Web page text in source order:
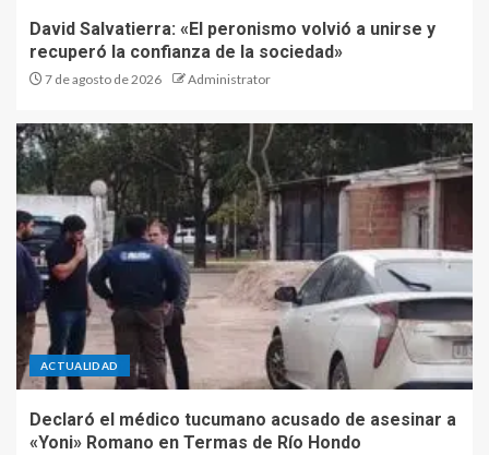
David Salvatierra: «El peronismo volvió a unirse y
recuperó la confianza de la sociedad»
7 de agosto de 2026 Administrator
ACTUALIDAD
Declaró el médico tucumano acusado de asesinar a
«Yoni» Romano en Termas de Río Hondo